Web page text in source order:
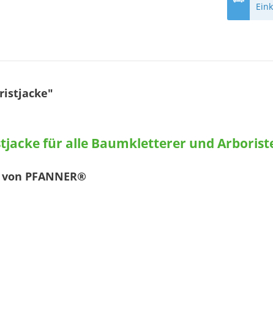
für alle Baumkletterer und
PFANNER®